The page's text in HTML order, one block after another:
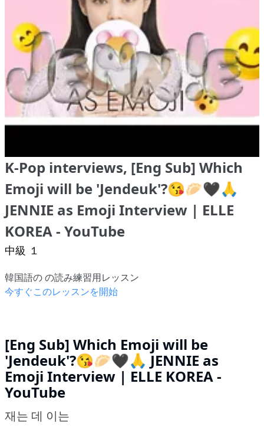
K-Pop interviews, [Eng Sub] Which
Emoji will be 'Jendeuk'?😘🥟🖤🙏
JENNIE as Emoji Interview | ELLE
KOREA - YouTube
中級 １
韓国語の の読み練習用レッスン
今すぐこのレッスンを開始
[Eng Sub] Which Emoji will be
'Jendeuk'?😘🥟🖤🙏 JENNIE as
Emoji Interview | ELLE KOREA -
YouTube
재는 데 이는